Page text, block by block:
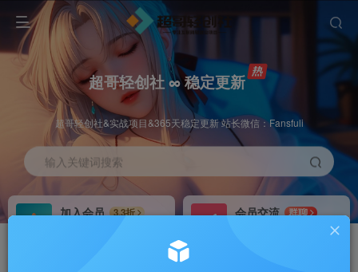
超哥轻创社 ∞ 稳定更新
超哥轻创社&实战项目&365天稳定更新 站长微信：Fansfuli
输入关键词搜索
加入会员
3.3折
会员交流
群聊